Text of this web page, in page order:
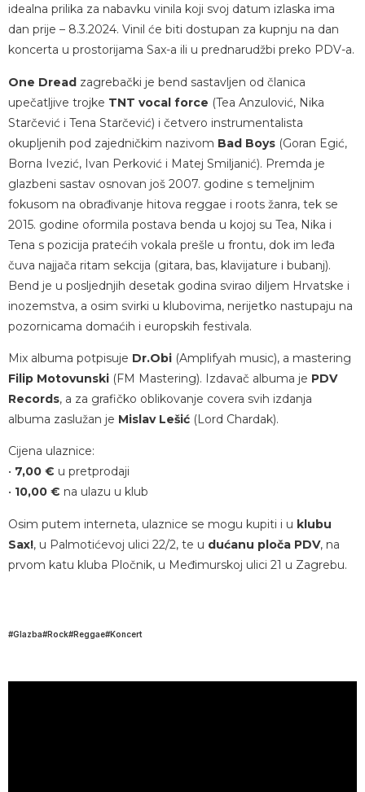
idealna prilika za nabavku vinila koji svoj datum izlaska ima
dan prije – 8.3.2024. Vinil će biti dostupan za kupnju na dan
koncerta u prostorijama Sax-a ili u prednarudžbi preko PDV-a.
One Dread zagrebački je bend sastavljen od članica
upečatljive trojke TNT vocal force (Tea Anzulović, Nika
Starčević i Tena Starčević) i četvero instrumentalista
okupljenih pod zajedničkim nazivom Bad Boys (Goran Egić,
Borna Ivezić, Ivan Perković i Matej Smiljanić). Premda je
glazbeni sastav osnovan još 2007. godine s temeljnim
fokusom na obrađivanje hitova reggae i roots žanra, tek se
2015. godine oformila postava benda u kojoj su Tea, Nika i
Tena s pozicija pratećih vokala prešle u frontu, dok im leđa
čuva najjača ritam sekcija (gitara, bas, klavijature i bubanj).
Bend je u posljednjih desetak godina svirao diljem Hrvatske i
inozemstva, a osim svirki u klubovima, nerijetko nastupaju na
pozornicama domaćih i europskih festivala.
Mix albuma potpisuje Dr.Obi (Amplifyah music), a mastering
Filip Motovunski (FM Mastering). Izdavač albuma je PDV
Records, a za grafičko oblikovanje covera svih izdanja
albuma zaslužan je Mislav Lešić (Lord Chardak).
Cijena ulaznice:
• 7,00 € u pretprodaji
• 10,00 € na ulazu u klub
Osim putem interneta, ulaznice se mogu kupiti i u klubu
Sax!, u Palmotićevoj ulici 22/2, te u dućanu ploča PDV, na
prvom katu kluba Pločnik, u Međimurskoj ulici 21 u Zagrebu.
Glazba Rock Reggae Koncert